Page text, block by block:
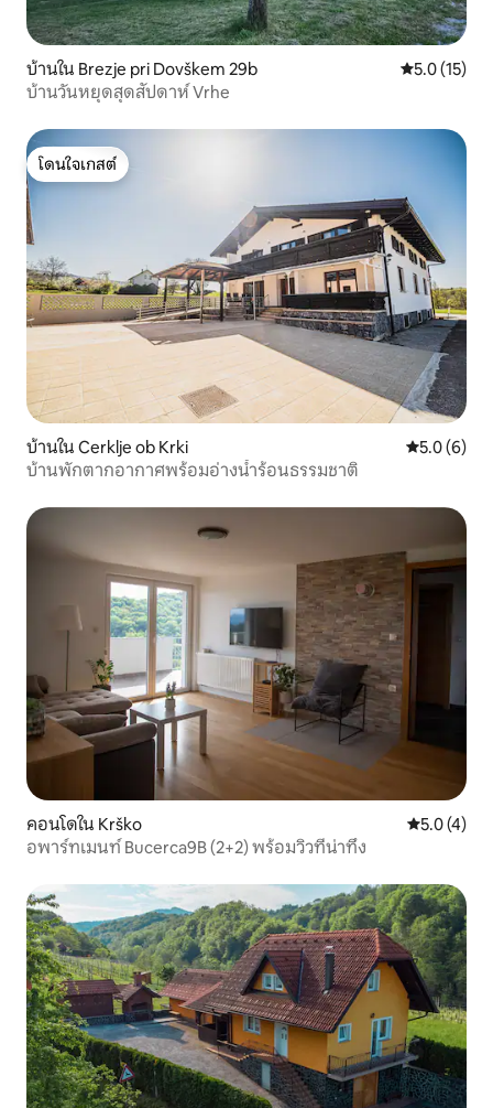
บ้านใน Brezje pri Dovškem 29b คะแนนเฉลี่ย
5.0 (15)
บ้านวันหยุดสุดสัปดาห์ Vrhe
โดนใจเกสต์
โดนใจเกสต์
บ้านใน Cerklje ob Krki คะแนนเฉลี่
5.0 (6)
บ้านพักตากอากาศพร้อมอ่างน้ำร้อนธรรมชาติ
คอนโดใน Krško คะแนนเฉลี่
5.0 (4)
อพาร์ทเมนท์ Bucerca9B (2+2) พร้อมวิวที่น่าทึ่ง